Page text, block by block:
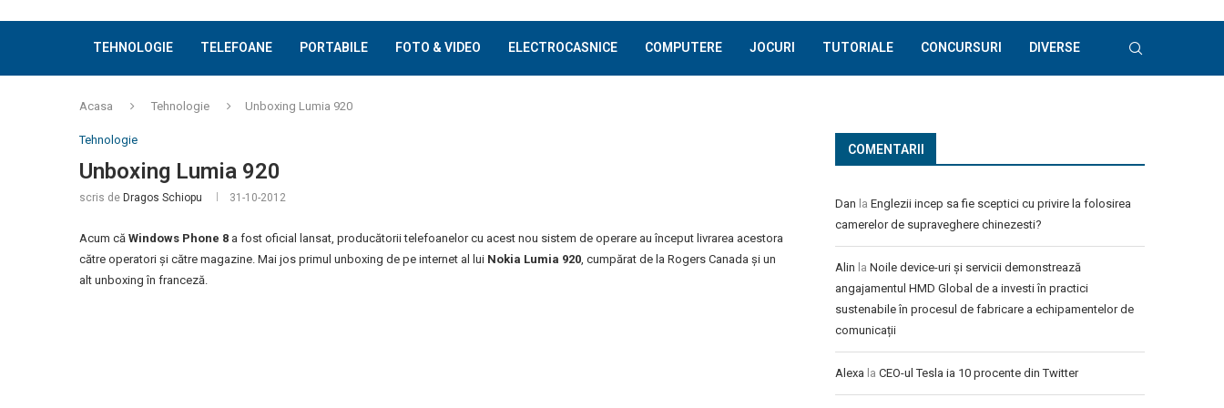
TEHNOLOGIE TELEFOANE PORTABILE FOTO & VIDEO ELECTROCASNICE COMPUTERE JOCURI TUTORIALE CONCURSURI DIVERSE
Acasa Tehnologie Unboxing Lumia 920
Tehnologie
Unboxing Lumia 920
scris de Dragos Schiopu 31-10-2012
Acum că Windows Phone 8 a fost oficial lansat, producătorii telefoanelor cu acest nou sistem de operare au început livrarea acestora
către operatori și către magazine. Mai jos primul unboxing de pe internet al lui Nokia Lumia 920, cumpărat de la Rogers Canada și un
alt unboxing în franceză.
COMENTARII
Dan la Englezii incep sa fie sceptici cu privire la folosirea
camerelor de supraveghere chinezesti?
Alin la Noile device-uri și servicii demonstrează
angajamentul HMD Global de a investi în practici
sustenabile în procesul de fabricare a echipamentelor de
comunicații
Alexa la CEO-ul Tesla ia 10 procente din Twitter